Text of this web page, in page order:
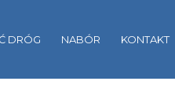
DRÓG NABÓR KONTAKT